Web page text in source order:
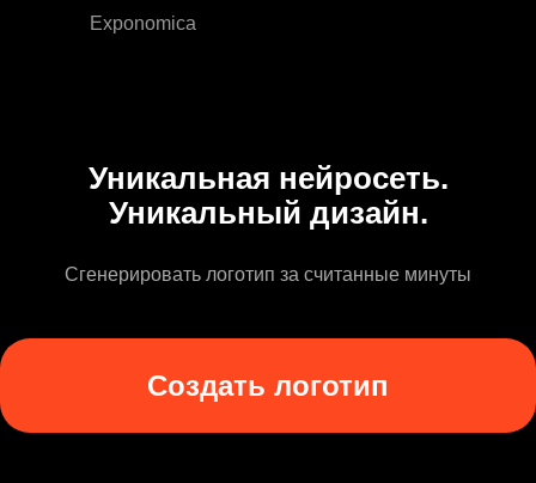
Exponomica
Уникальная нейросеть.
Уникальный дизайн.
Сгенерировать логотип за считанные минуты
Создать логотип